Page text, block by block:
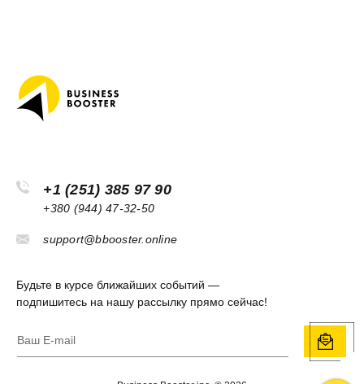
+1 (251) 385 97 90
+380 (944) 47-32-50
support@bbooster.online
Будьте в курсе ближайших событий —
подпишитесь на нашу рассылку прямо сейчас!